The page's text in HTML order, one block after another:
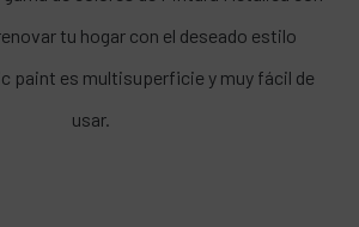
tu hogar con el deseado estilo
paint es multisuperficie y muy fácil de
usar.